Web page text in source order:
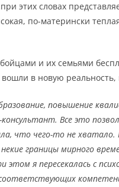
этих словах
по-матерински
и их семьями
в новую реальность,
повышение
Все это
что чего-то не хватало.
границы мирного
этом я пересекалась с